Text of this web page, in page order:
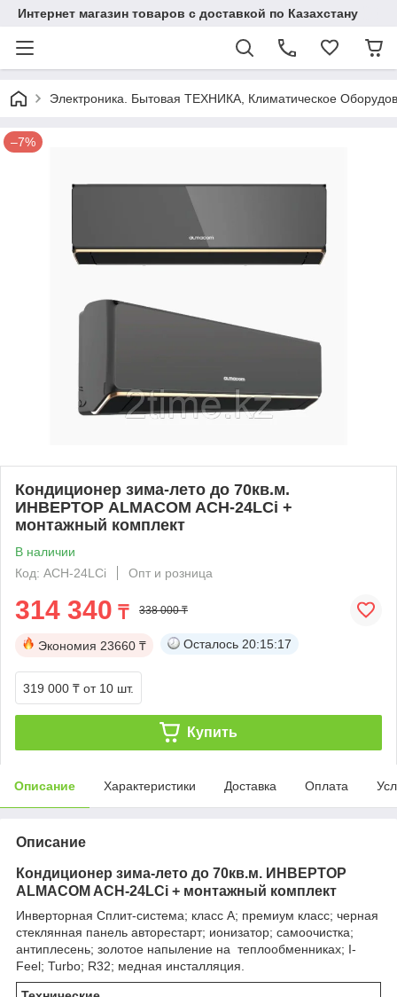
Интернет магазин товаров с доставкой по Казахстану
Электроника. Бытовая ТЕХНИКА, Климатическое
–7%
Кондиционер зима-лето до 70кв.м.
ИНВЕРТОР ALMACOM ACH-24LCi +
монтажный комплект
В наличии
Код: ACH-24LCi
Опт и розница
314 340 ₸ 338 000 ₸
Экономия 23660 ₸ Осталось 20:15:17
319 000 ₸ от 10 шт.
Купить
Описание Характеристики Доставка Оплата
Описание
Кондиционер зима-лето до 70кв.м. ИНВЕРТОР
ALMACOM ACH-24LCi + монтажный комплект
Инверторная Сплит-система; класс А; премиум класс; черная
стеклянная панель авторестарт; ионизатор; самоочистка;
антиплесень; золотое напыление на теплообменниках; I-
Feel; Turbo; R32; медная инсталляция.